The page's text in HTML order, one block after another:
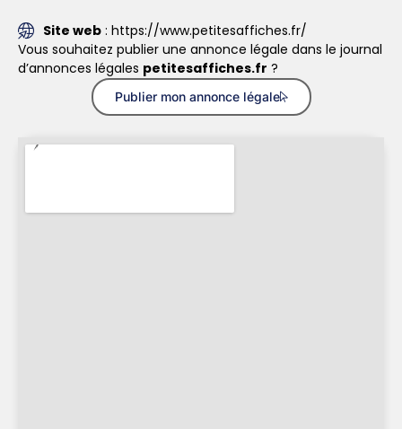
Site web: https://www.petitesaffiches.fr/
Vous souhaitez publier une annonce légale dans le journal
d’annonces légales petitesaffiches.fr ?
Publier mon annonce légale